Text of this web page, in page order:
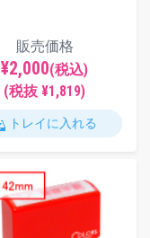
販売価格
¥2,000(税込)
(税抜 ¥1,819)
トレイに入れる